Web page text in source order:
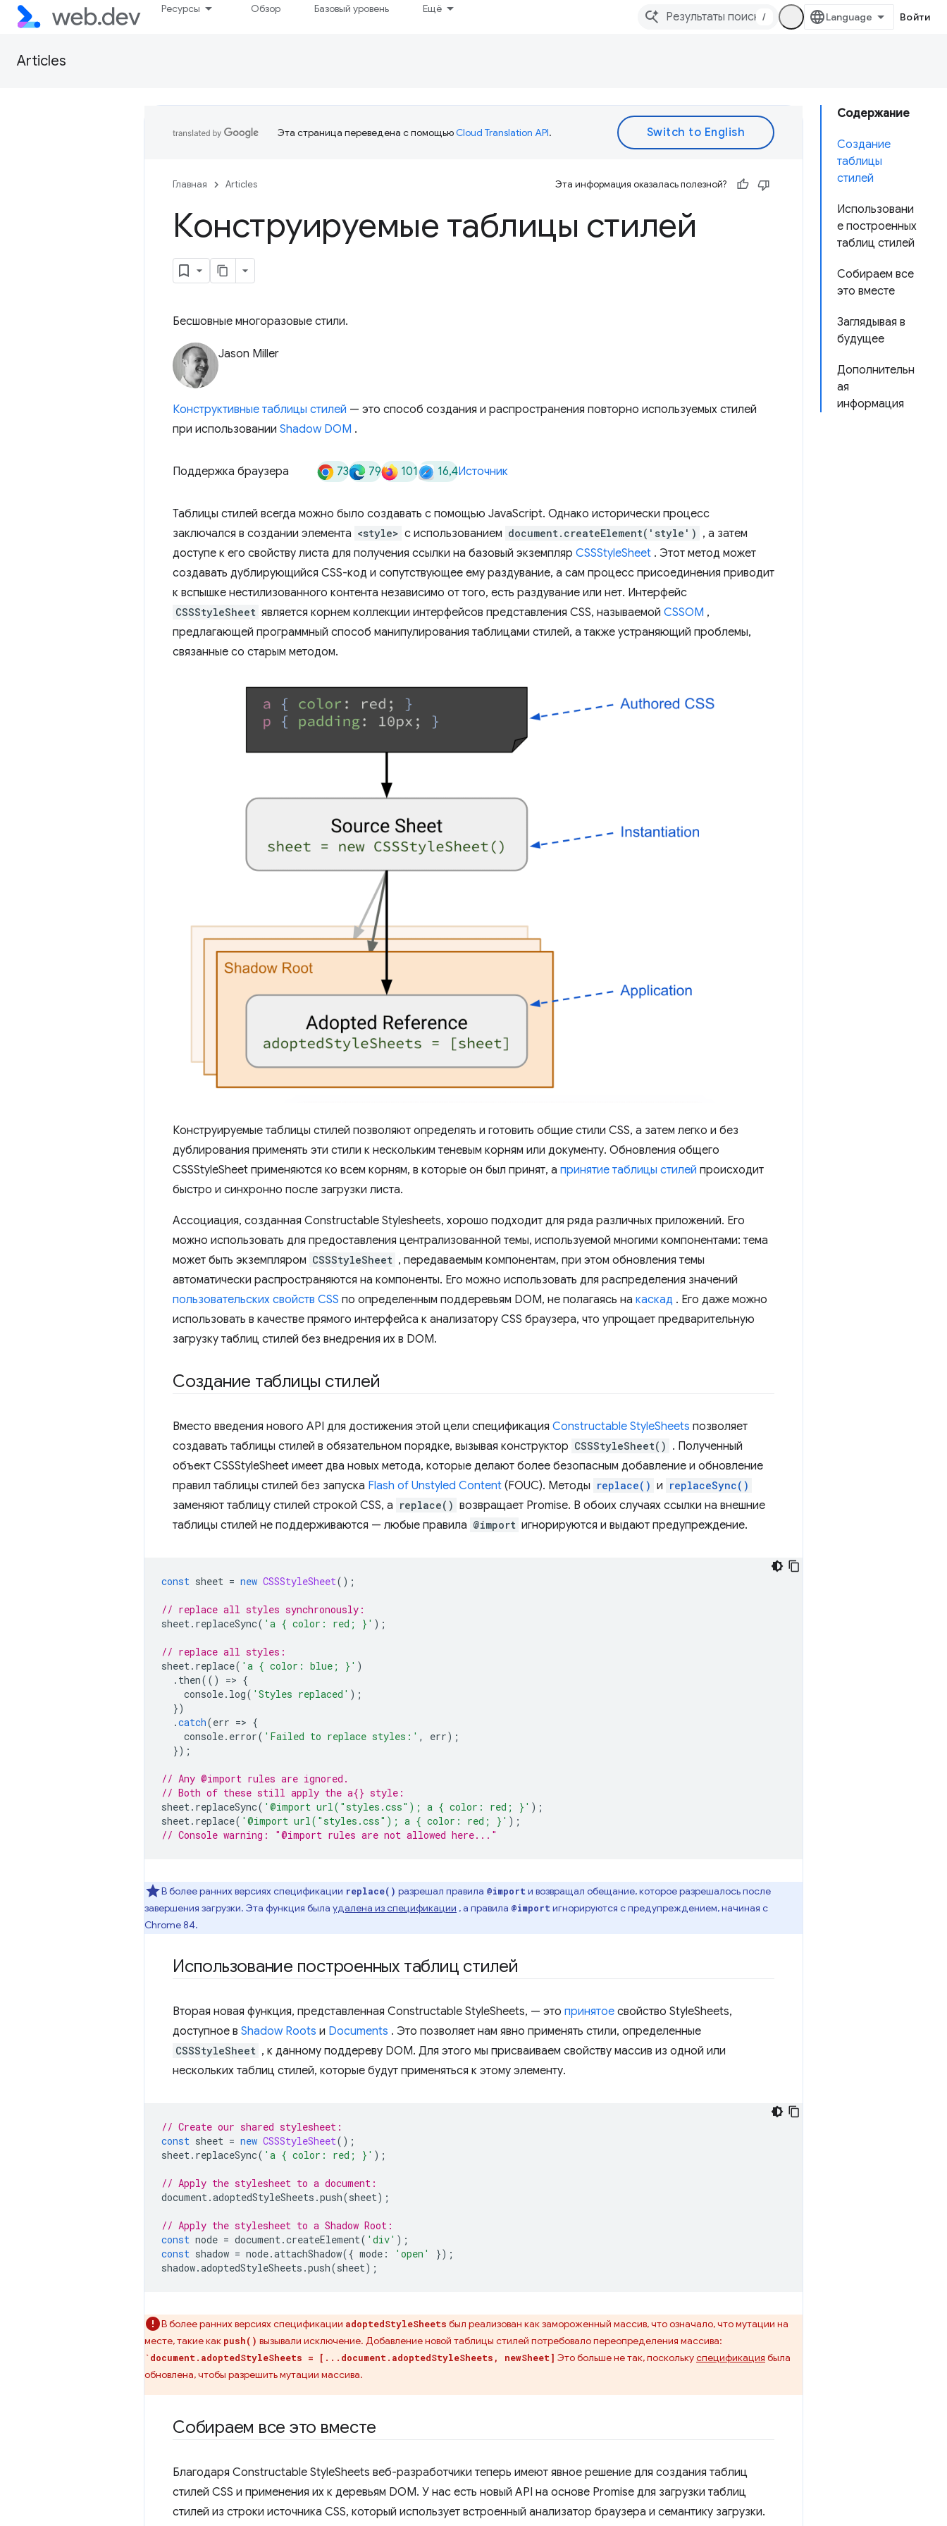
Ресурсы Обзор Базовый уровень Ещё
/ Войти
Articles
Содержание
Создание
таблицы
стилей
Использовани
е построенных
таблиц стилей
Собираем все
это вместе
Заглядывая в
будущее
Дополнительн
ая
информация
Эта страница переведена с помощьюCloud Translation API.
Главная Articles Эта информация оказалась полезной?
Конструируемые таблицы стилей
Бесшовные многоразовые стили.
Jason Miller
Конструктивные таблицы стилей — это способ создания и распространения повторно используемых стилей
при использовании Shadow DOM .
Поддержка браузера 73 79 101 16,4Источник
Таблицы стилей всегда можно было создавать с помощью JavaScript. Однако исторически процесс
заключался в создании элемента <style> с использованием document.createElement('style') , а затем
доступе к его свойству листа для получения ссылки на базовый экземпляр CSSStyleSheet . Этот метод может
создавать дублирующийся CSS-код и сопутствующее ему раздувание, а сам процесс присоединения приводит
к вспышке нестилизованного контента независимо от того, есть раздувание или нет. Интерфейс
CSSStyleSheet является корнем коллекции интерфейсов представления CSS, называемой CSSOM ,
предлагающей программный способ манипулирования таблицами стилей, а также устраняющий проблемы,
связанные со старым методом.
Конструируемые таблицы стилей позволяют определять и готовить общие стили CSS, а затем легко и без
дублирования применять эти стили к нескольким теневым корням или документу. Обновления общего
CSSStyleSheet применяются ко всем корням, в которые он был принят, а принятие таблицы стилей происходит
быстро и синхронно после загрузки листа.
Ассоциация, созданная Constructable Stylesheets, хорошо подходит для ряда различных приложений. Его
можно использовать для предоставления централизованной темы, используемой многими компонентами: тема
может быть экземпляром CSSStyleSheet , передаваемым компонентам, при этом обновления темы
автоматически распространяются на компоненты. Его можно использовать для распределения значений
пользовательских свойств CSS по определенным поддеревьям DOM, не полагаясь на каскад . Его даже можно
использовать в качестве прямого интерфейса к анализатору CSS браузера, что упрощает предварительную
загрузку таблиц стилей без внедрения их в DOM.
Создание таблицы стилей
Вместо введения нового API для достижения этой цели спецификация Constructable StyleSheets позволяет
создавать таблицы стилей в обязательном порядке, вызывая конструктор CSSStyleSheet() . Полученный
объект CSSStyleSheet имеет два новых метода, которые делают более безопасным добавление и обновление
правил таблицы стилей без запуска Flash of Unstyled Content (FOUC). Методы replace() и replaceSync()
заменяют таблицу стилей строкой CSS, а replace() возвращает Promise. В обоих случаях ссылки на внешние
таблицы стилей не поддерживаются — любые правила @import игнорируются и выдают предупреждение.
const sheet = new CSSStyleSheet();
// replace all styles synchronously:
sheet. replaceSync( 'a { color: red; }' );
// replace all styles:
sheet. replace( 'a { color: blue; }' )
. then(() => {
console. log( 'Styles replaced' );
})
.catch(err => {
console. error( 'Failed to replace styles:' , err);
});
// Any @import rules are ignored.
// Both of these still apply the a{} style:
sheet. replaceSync( '@import url("styles.css"); a { color: red; }' );
sheet. replace( '@import url("styles.css"); a { color: red; }' );
// Console warning: "@import rules are not allowed here..."
В более ранних версиях спецификации replace() разрешал правила @importи возвращал обещание, которое разрешалось после
завершения загрузки. Эта функция была удалена из спецификации , а правила @importигнорируются с предупреждением, начиная с
Chrome 84.
Использование построенных таблиц стилей
Вторая новая функция, представленная Constructable StyleSheets, — это принятое свойство StyleSheets,
доступное в Shadow Roots и Documents . Это позволяет нам явно применять стили, определенные
CSSStyleSheet , к данному поддереву DOM. Для этого мы присваиваем свойству массив из одной или
нескольких таблиц стилей, которые будут применяться к этому элементу.
// Create our shared stylesheet:
const sheet = new CSSStyleSheet();
sheet. replaceSync( 'a { color: red; }' );
// Apply the stylesheet to a document:
document.adoptedStyleSheets .push(sheet);
// Apply the stylesheet to a Shadow Root:
const node = document.createElement( 'div' );
const shadow = node.attachShadow({ mode : 'open'
});
shadow.adoptedStyleSheets .push(sheet);
В более ранних версиях спецификации adoptedStyleSheets был реализован как замороженный массив, что означало, что мутации на
месте, такие как push() вызывали исключение. Добавление новой таблицы стилей потребовало переопределения массива:
`document.adoptedStyleSheets = [...document.adoptedStyleSheets, newSheet] Это больше не так, посколькуспецификация была
обновлена, чтобы разрешить мутации массива.
Собираем все это вместе
Благодаря Constructable StyleSheets веб-разработчики теперь имеют явное решение для создания таблиц
стилей CSS и применения их к деревьям DOM. У нас есть новый API на основе Promise для загрузки таблиц
стилей из строки источника CSS, который использует встроенный анализатор браузера и семантику загрузки.